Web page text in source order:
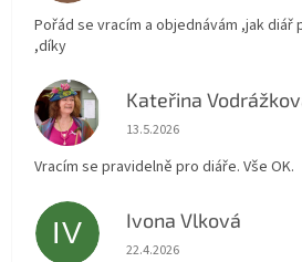
Pořád se vracím a objednávám ,jak
,díky
KV Kateřina
Hodnocení obchodu je 5 z
13.5.2026
Vracím se pravidelně pro diáře. Vše OK.
IV Ivona Vlková
Hodnocení obchodu je 5 z
22.4.2026